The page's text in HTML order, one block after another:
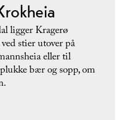
ligger Kragerø
stier utover på
eller til
bær og sopp, om